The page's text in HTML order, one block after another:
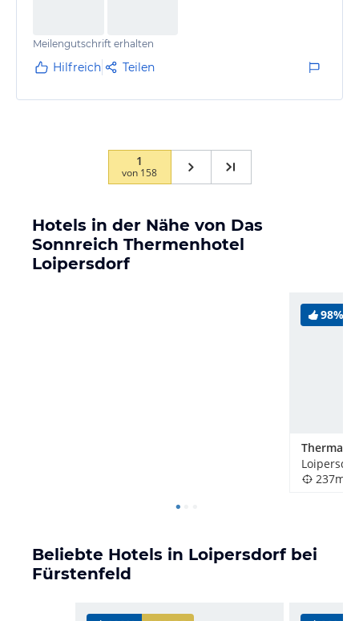
Meilengutschrift erhalten
Hilfreich Teilen
1
von 158
Hotels in der Nähe von Das
Sonnreich Thermenhotel
Loipersdorf
98%
237m
Beliebte Hotels in Loipersdorf bei
Fürstenfeld